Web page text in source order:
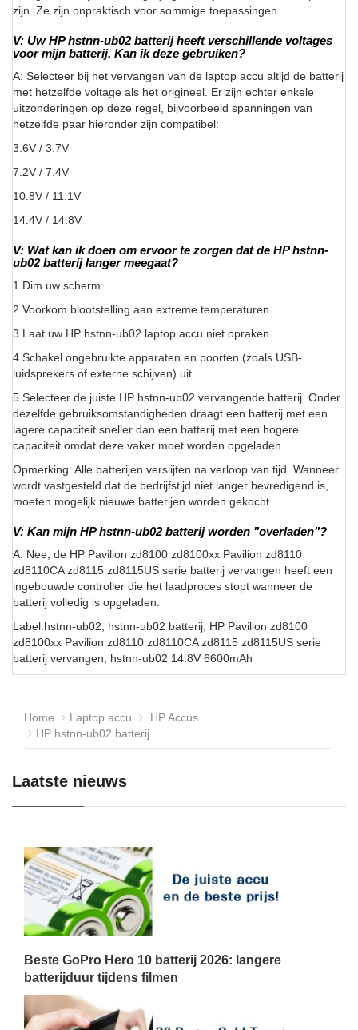
zijn. Ze zijn onpraktisch voor sommige toepassingen.
V: Uw HP hstnn-ub02 batterij heeft verschillende voltages
voor mijn batterij. Kan ik deze gebruiken?
A: Selecteer bij het vervangen van de laptop accu altijd de batterij
met hetzelfde voltage als het origineel. Er zijn echter enkele
uitzonderingen op deze regel, bijvoorbeeld spanningen van
hetzelfde paar hieronder zijn compatibel:
3.6V / 3.7V
7.2V / 7.4V
10.8V / 11.1V
14.4V / 14.8V
V: Wat kan ik doen om ervoor te zorgen dat de HP hstnn-
ub02 batterij langer meegaat?
1.Dim uw scherm.
2.Voorkom blootstelling aan extreme temperaturen.
3.Laat uw HP hstnn-ub02 laptop accu niet opraken.
4.Schakel ongebruikte apparaten en poorten (zoals USB-
luidsprekers of externe schijven) uit.
5.Selecteer de juiste HP hstnn-ub02 vervangende batterij. Onder
dezelfde gebruiksomstandigheden draagt een batterij met een
lagere capaciteit sneller dan een batterij met een hogere
capaciteit omdat deze vaker moet worden opgeladen.
Opmerking: Alle batterijen verslijten na verloop van tijd. Wanneer
wordt vastgesteld dat de bedrijfstijd niet langer bevredigend is,
moeten mogelijk nieuwe batterijen worden gekocht.
V: Kan mijn HP hstnn-ub02 batterij worden "overladen"?
A: Nee, de HP Pavilion zd8100 zd8100xx Pavilion zd8110
zd8110CA zd8115 zd8115US serie batterij vervangen heeft een
ingebouwde controller die het laadproces stopt wanneer de
batterij volledig is opgeladen.
Label:hstnn-ub02, hstnn-ub02 batterij, HP Pavilion zd8100
zd8100xx Pavilion zd8110 zd8110CA zd8115 zd8115US serie
batterij vervangen, hstnn-ub02 14.8V 6600mAh
Home Laptop accu
HP Accus
HP hstnn-ub02 batterij
Laatste nieuws
Beste GoPro Hero 10 batterij 2026: langere
batterijduur tijdens filmen